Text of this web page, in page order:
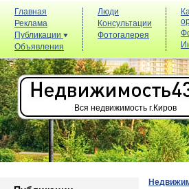
Главная
Реклама
Публикации
Объявления
Люди
Консультации
Фотогалерея
Вся недвижимость г.Киров